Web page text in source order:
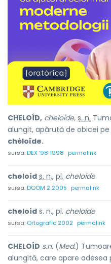
CHELOÍD, cheloide, s. n.
alungit, apărută de obicei
chéloïde.
sursa:DEX '98 1998 permalink
cheloíd s. n., pl. cheloíde
sursa:DOOM 2 2005 permalink
cheloíd s. n., pl. cheloíde
sursa: Ortografic 2002 permalink
CHELOÍD s.n. (Med.)
alungită, care apare adesea